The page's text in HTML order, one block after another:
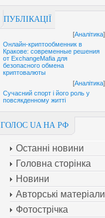
ПУБЛІКАЦІЇ
[Аналітика]
Онлайн-криптообменник в
Кракове: современные решения
от ExchangeMafia для
безопасного обмена
криптовалюты
[Аналітика]
Сучасний спорт і його роль у
повсякденному житті
ГОЛОС UA НА РФ
Останні новини
Головна сторінка
Новини
Авторські матеріали
Фотострічка